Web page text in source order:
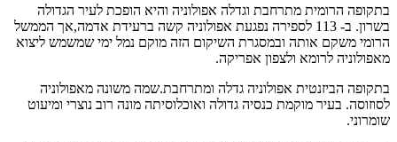
בתקופה הרומית מתרחבת וגדלה אפולוניה והיא הופכת לעיר הגדולה
בשרון. ב- 113 לספירה נפגעת אפולוניה קשה ברעידת אדמה,אך הממשל
הרומי משקם אותה ובמסגרת השיקום הזה מוקם נמל ימי שמשמש ליצוא
מאפולוניה לרומא ולצפון אפריקה.
בתקופה הביזנטית אפולוניה גדלה ומתרחבת.שמה משונה מאפולוניה
לסוזוסה. בעיר מוקמת כנסיה גדולה ואוכלוסיתה מונה רוב נוצרי ומיעוט
שומרוני.